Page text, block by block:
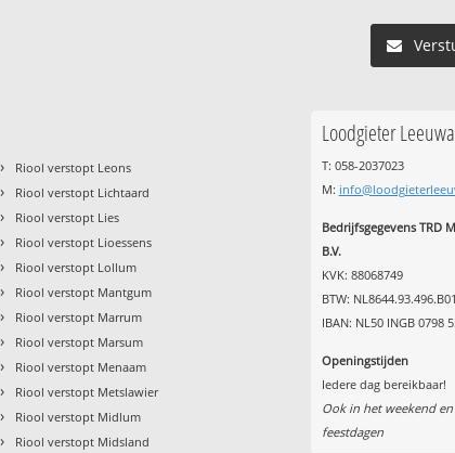
› Riool verstopt Leons
› Riool verstopt Lichtaard
› Riool verstopt Lies
› Riool verstopt Lioessens
› Riool verstopt Lollum
› Riool verstopt Mantgum
› Riool verstopt Marrum
› Riool verstopt Marsum
› Riool verstopt Menaam
› Riool verstopt Metslawier
› Riool verstopt Midlum
› Riool verstopt Midsland
Loodgieter
T: 058-2037023
M:
Bedrijfsgegevens TRD
B.V.
KVK: 88068749
BTW: NL8644.93.496.B01
IBAN: NL50 INGB 0798
Openingstijden
Iedere dag bereikbaar!
Ook in het weekend
feestdagen